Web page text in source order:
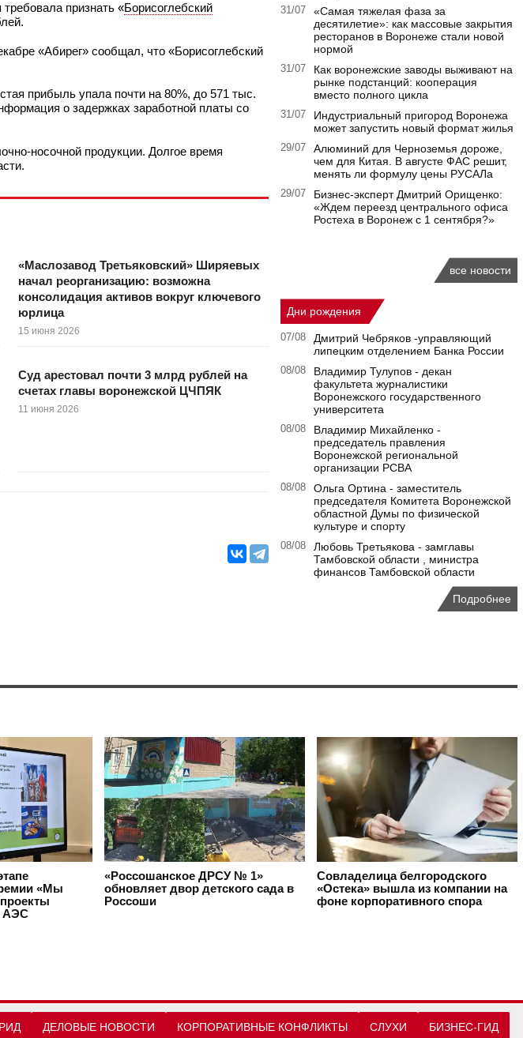
требовала признать «Борисоглебский
«Абирег» сообщал, что «Борисоглебский
прибыль упала почти на 80%, до 571 тыс.
о задержках заработной платы со
носочной продукции. Долгое время
«Маслозавод Третьяковский» Ширяевых
начал реорганизацию: возможна
консолидация активов вокруг ключевого
юрлица
15 июня 2026
Суд арестовал почти 3 млрд рублей на
счетах главы воронежской ЦЧПЯК
11 июня 2026
31/07
«Самая тяжелая фаза за
десятилетие»: как массовые закрытия
ресторанов в Воронеже стали новой
нормой
31/07
Как воронежские заводы выживают на
рынке подстанций: кооперация
вместо полного цикла
31/07
Индустриальный пригород Воронежа
может запустить новый формат жилья
29/07
Алюминий для Черноземья дороже,
чем для Китая. В августе ФАС решит,
менять ли формулу цены РУСАЛа
29/07
Бизнес-эксперт Дмитрий Орищенко:
«Ждем переезд центрального офиса
Ростеха в Воронеж с 1 сентября?»
все новости
Дни рождения
07/08
Дмитрий Чебряков -управляющий
липецким отделением Банка России
08/08
Владимир Тулупов - декан
факультета журналистики
Воронежского государственного
университета
08/08
Владимир Михайленко -
председатель правления
Воронежской региональной
организации РСВА
08/08
Ольга Ортина - заместитель
председателя Комитета Воронежской
областной Думы по физической
культуре и спорту
08/08
Любовь Третьякова - замглавы
Тамбовской области , министра
финансов Тамбовской области
Подробнее
«Мы
АЭС
«Россошанское ДРСУ № 1»
обновляет двор детского сада в
Россоши
Совладелица белгородского
«Остека» вышла из компании на
фоне корпоративного спора
ДЕЛОВЫЕ НОВОСТИ КОРПОРАТИВНЫЕ КОНФЛИКТЫ СЛУХИ БИЗНЕС-ГИД